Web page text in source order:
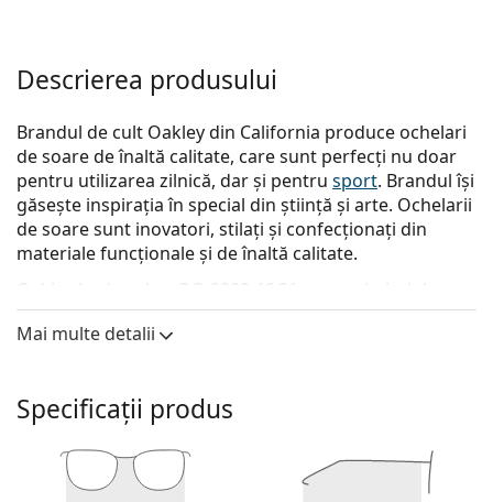
Descrierea produsului
Brandul de cult Oakley din California produce ochelari
de soare de înaltă calitate, care sunt perfecți nu doar
pentru utilizarea zilnică, dar și pentru sport. Brandul își
găsește inspirația în special din știință și arte. Ochelarii
de soare sunt inovatori, stilați și confecționați din
materiale funcționale și de înaltă calitate.
Oakley Jawbreaker OO 9290 46 31
sunt ochelari de
soare pentru bărbați.
Ramă ochelari de soare
Culoarea gri a ramei se potrivește perfect cu un ton
de piele rece și părul roșcat, gri, alb sau blond
închis.
Mai multe detalii
Specificații produs